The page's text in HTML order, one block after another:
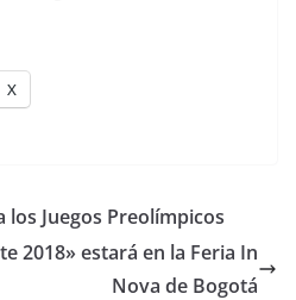
X
Juegos Preolímpicos
2018» estará en la Feria In
Nova de Bogotá